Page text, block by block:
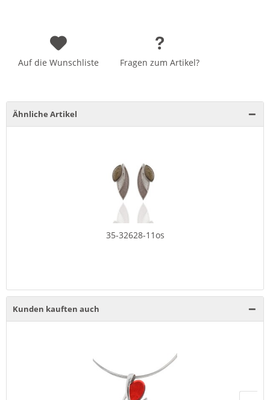
Auf die Wunschliste Fragen zum Artikel?
Ähnliche Artikel
35-32628-11os
Kunden kauften auch